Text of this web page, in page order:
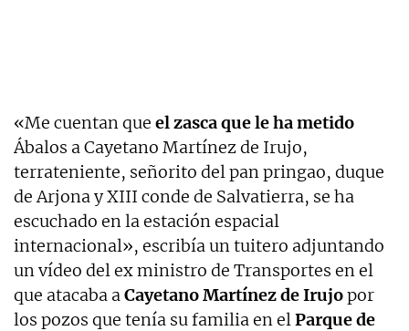
«Me cuentan que el zasca que le ha metido
Ábalos a Cayetano Martínez de Irujo,
terrateniente, señorito del pan pringao, duque
de Arjona y XIII conde de Salvatierra, se ha
escuchado en la estación espacial
internacional», escribía un tuitero adjuntando
un vídeo del ex ministro de Transportes en el
que atacaba aCayetano Martínez de Irujopor
los pozos que tenía su familia en elParque de